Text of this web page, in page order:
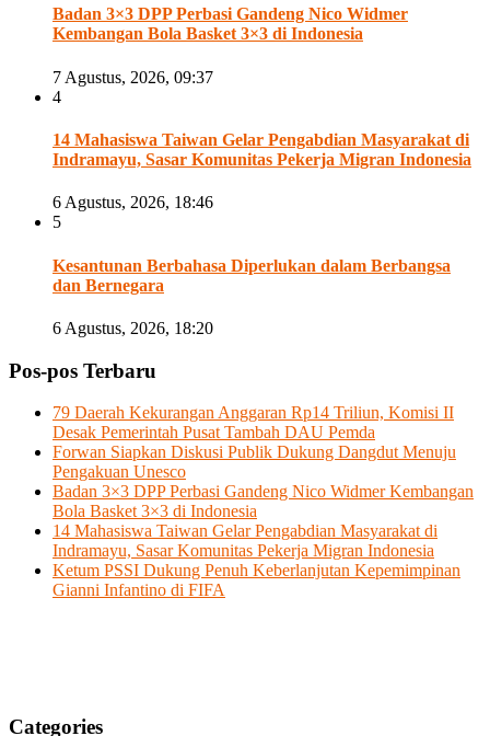
Badan 3×3 DPP Perbasi Gandeng Nico Widmer
Kembangan Bola Basket 3×3 di Indonesia
7 Agustus, 2026, 09:37
4
14 Mahasiswa Taiwan Gelar Pengabdian Masyarakat di
Indramayu, Sasar Komunitas Pekerja Migran Indonesia
6 Agustus, 2026, 18:46
5
Kesantunan Berbahasa Diperlukan dalam Berbangsa
dan Bernegara
6 Agustus, 2026, 18:20
Pos-pos Terbaru
79 Daerah Kekurangan Anggaran Rp14 Triliun, Komisi II
Desak Pemerintah Pusat Tambah DAU Pemda
Forwan Siapkan Diskusi Publik Dukung Dangdut Menuju
Pengakuan Unesco
Badan 3×3 DPP Perbasi Gandeng Nico Widmer Kembangan
Bola Basket 3×3 di Indonesia
14 Mahasiswa Taiwan Gelar Pengabdian Masyarakat di
Indramayu, Sasar Komunitas Pekerja Migran Indonesia
Ketum PSSI Dukung Penuh Keberlanjutan Kepemimpinan
Gianni Infantino di FIFA
Categories